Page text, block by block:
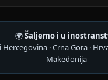
🌍Šaljemo i u
Hercegovina · Crna Gora ·
Makedonija